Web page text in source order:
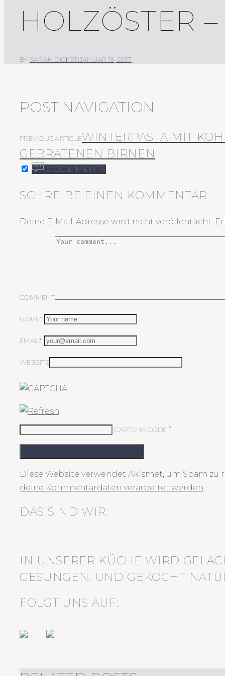
HOLZÖSTER –
BY SARAH DICKERJANUAR 19, 2017
POST NAVIGATION
PREVIOUS ARTICLEWINTERPASTA MIT
GEBRATENEN BIRNEN
0 COMMENTS
SCHREIBE EINEN KOMMENTAR
Deine E-Mail-Adresse wird nicht veröffentlicht.
COMMENT
NAME*
EMAIL*
WEBSITE
CAPTCHA CODE *
Diese Website verwendet Akismet, um Spam zu
deine Kommentardaten verarbeitet werden.
DAS SIND WIR:
IN UNSERER KÜCHE WIRD
GESUNGEN. UND GEKOCHT
FOLGT UNS AUF: